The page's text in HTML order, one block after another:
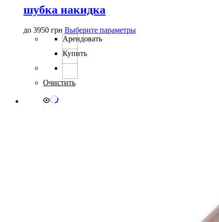
шубка накидка
до 3950 грн Выберите параметрыЭтот
Арендовать
Купить
Очистить